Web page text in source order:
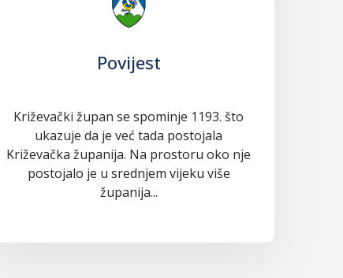
Povijest
Križevački župan se spominje 1193. što
ukazuje da je već tada postojala
Križevačka županija. Na prostoru oko nje
postojalo je u srednjem vijeku više
županija...